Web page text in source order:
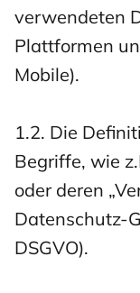
verwendeten
Plattformen
Mobile).
1.2. Die
Begriffe, wie
oder deren
Datenschutz-
DSGVO).